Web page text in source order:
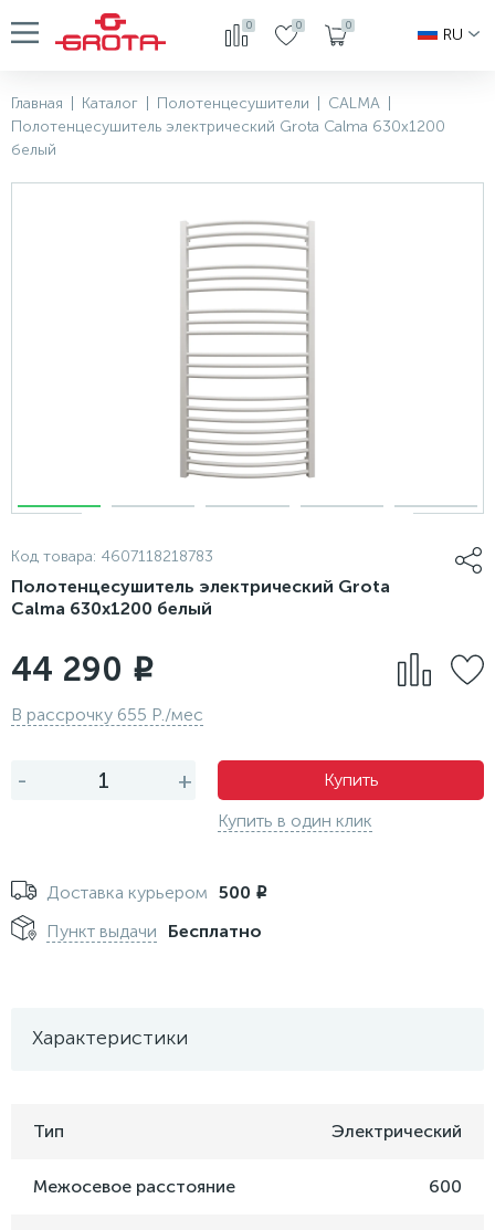
0 0 0
RU
Главная Каталог Полотенцесушители CALMA
Полотенцесушитель электрический Grota Calma 630x1200
белый
Код товара: 4607118218783
Полотенцесушитель электрический Grota
Calma 630x1200 белый
44 290 i
В рассрочку 655 Р./мес
- +
Купить
Купить в один клик
Доставка курьером 500 i
Пункт выдачи Бесплатно
Характеристики
Тип Электрический
Межосевое расстояние 600